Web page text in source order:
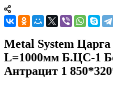
Metal System Царга
L=1000мм Б.ЦС-1
Антрацит 1